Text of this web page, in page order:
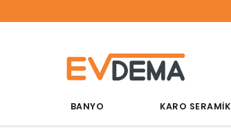
BANYO KARO SERAMİK